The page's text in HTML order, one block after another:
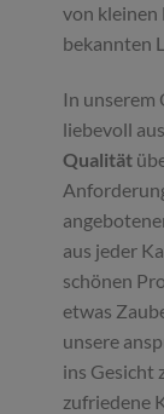
von kleinen
bekannten
In unserem
liebevoll
Qualität
aus jeder
schönen
etwas
unsere
ins Gesicht
zufriedene